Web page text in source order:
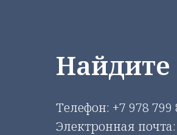
Найдите
Телефон: +7 978 799
Электронная